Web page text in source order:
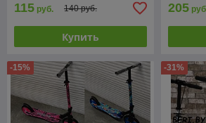
115 руб. 140 руб.
Купить
205
-15% -31%